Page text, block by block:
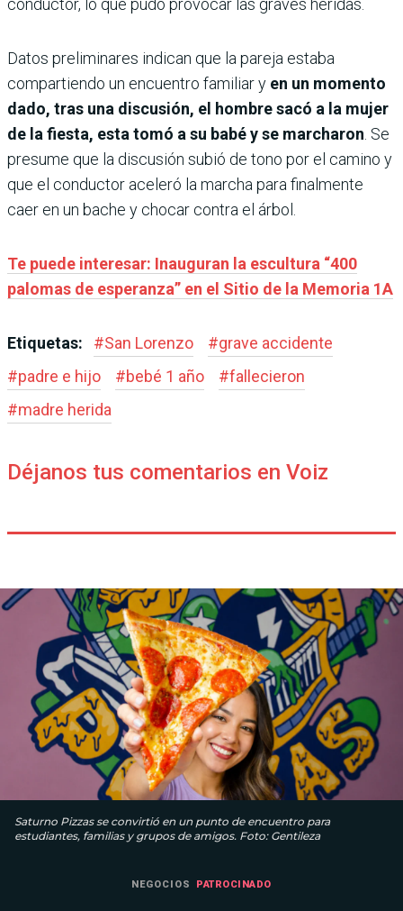
conductor, lo que pudo provocar las graves heridas.
Datos preliminares indican que la pareja estaba
compartiendo un encuentro familiar y en un momento
dado, tras una discusión, el hombre sacó a la mujer
de la fiesta, esta tomó a su babé y se marcharon . Se
presume que la discusión subió de tono por el camino y
que el conductor aceleró la marcha para finalmente
caer en un bache y chocar contra el árbol.
Te puede interesar: Inauguran la escultura “400
palomas de esperanza” en el Sitio de la Memoria 1A
Etiquetas: #San Lorenzo #grave accidente
#padre e hijo #bebé 1 año #fallecieron
#madre herida
Déjanos tus comentarios en Voiz
Saturno Pizzas se convirtió en un punto de encuentro para
estudiantes, familias y grupos de amigos. Foto: Gentileza
NEGOCIOS PATROCINADO